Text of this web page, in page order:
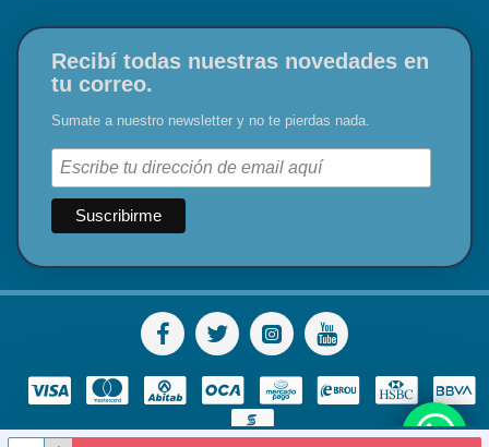
Recibí todas nuestras novedades en
tu correo.
Sumate a nuestro newsletter y no te pierdas nada.